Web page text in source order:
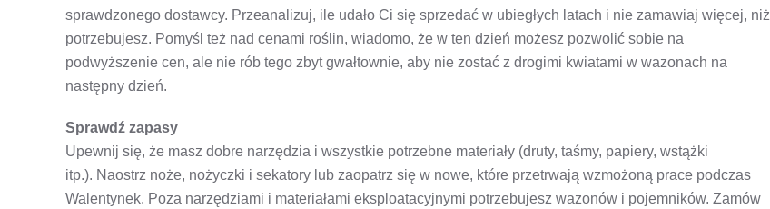
sprawdzonego dostawcy. Przeanalizuj, ile udało Ci się sprzedać w ubiegłych latach i nie zamawiaj więcej, niż
potrzebujesz. Pomyśl też nad cenami roślin, wiadomo, że w ten dzień możesz pozwolić sobie na
podwyższenie cen, ale nie rób tego zbyt gwałtownie, aby nie zostać z drogimi kwiatami w wazonach na
następny dzień.
Sprawdź zapasy
Upewnij się, że masz dobre narzędzia i wszystkie potrzebne materiały (druty, taśmy, papiery, wstążki
itp.). Naostrz noże, nożyczki i sekatory lub zaopatrz się w nowe, które przetrwają wzmożoną prace podczas
Walentynek. Poza narzędziami i materiałami eksploatacyjnymi potrzebujesz wazonów i pojemników. Zamów